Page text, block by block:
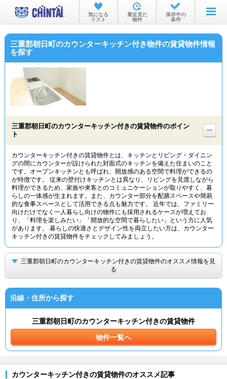
お部屋を探す
沿線・駅から
不動産会社から
気になる
リスト
最近見た
物件
保存中の
条件
三重郡朝日町のカウンターキッチン付き物件の賃貸物件情報
を探す
三重郡朝日町のカウンターキッチン付きの賃貸物件のポイン
ト
カウンターキッチン付きの賃貸物件とは、キッチンとリビング・ダイニン
グの間にカウンターが設けられた対面式のキッチンを備えた住まいのこと
です。オープンキッチンとも呼ばれ、開放感のある空間で料理ができるの
が特徴です。 従来の壁付けキッチンとは異なり、リビングを見渡しながら
料理ができるため、家族や来客とのコミュニケーションが取りやすく、暮
らしの一体感が生まれます。また、カウンター部分を配膳スペースや簡易
的な食事スペースとして活用できる点も魅力です。 近年では、ファミリー
向けだけでなく一人暮らし向けの物件にも採用されるケースが増えてお
り、「料理を楽しみたい」「開放的な空間で暮らしたい」という方に人気
があります。 暮らしの快適さとデザイン性を両立したい方は、カウンター
キッチン付きの賃貸物件をチェックしてみましょう。
三重郡朝日町のカウンターキッチン付きの賃貸物件のオススメ情報を見
る
沿線・住所から探す
三重郡朝日町のカウンターキッチン付きの賃貸物件
物件一覧へ
カウンターキッチン付きの賃貸物件のオススメ記事